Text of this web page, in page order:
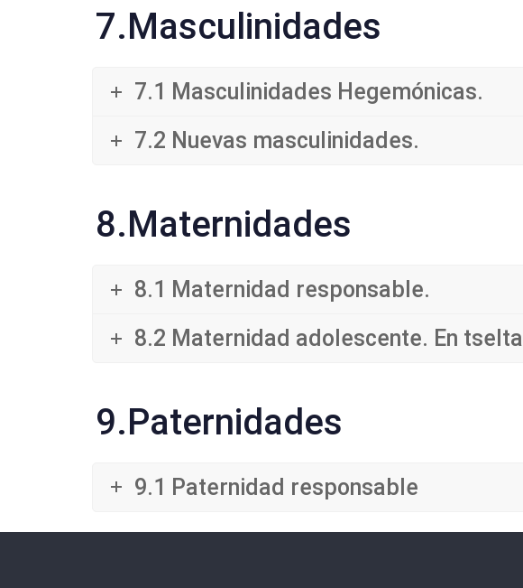
7.Masculinidades
7.1 Masculinidades Hegemónicas.
7.2 Nuevas masculinidades.
8.Maternidades
8.1 Maternidad responsable.
8.2 Maternidad adolescente. En tseltal
9.Paternidades
9.1 Paternidad responsable